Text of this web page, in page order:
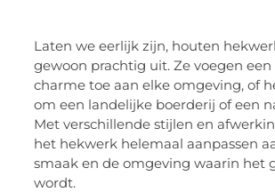
Laten we eerlijk zijn, houten
gewoon prachtig uit. Ze voegen
charme toe aan elke omgeving, of
om een landelijke boerderij of een
Met verschillende stijlen en
het hekwerk helemaal aanpassen
smaak en de omgeving waarin het
wordt.